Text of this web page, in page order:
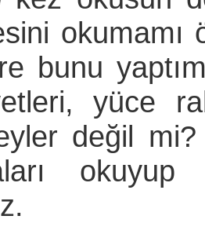
okumamı
bunu
yüce
değil